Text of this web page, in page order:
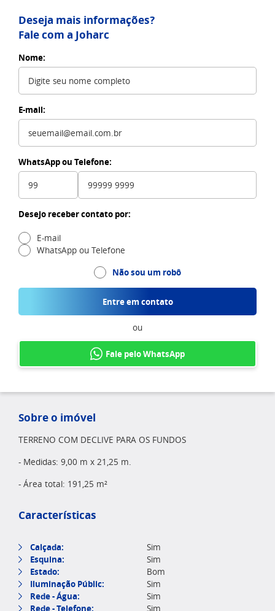
Deseja mais informações?
Fale com a Joharc
Nome:
E-mail:
WhatsApp ou Telefone:
Desejo receber contato por:
E-mail
WhatsApp ou Telefone
Não sou um robô
Entre em contato
ou
Fale pelo WhatsApp
Sobre o imóvel
TERRENO COM DECLIVE PARA OS FUNDOS
- Medidas: 9,00 m x 21,25 m.
- Área total: 191,25 m²
Características
Calçada: Sim
Esquina: Sim
Estado: Bom
Iluminação Públic: Sim
Rede - Água: Sim
Rede - Telefone: Sim